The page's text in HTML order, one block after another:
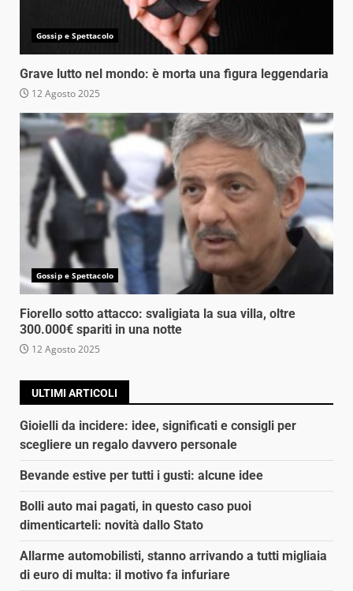
Gossip e Spettacolo
Grave lutto nel mondo: è morta una figura leggendaria
12 Agosto 2025
Gossip e Spettacolo
Fiorello sotto attacco: svaligiata la sua villa, oltre
300.000€ spariti in una notte
12 Agosto 2025
ULTIMI ARTICOLI
Gioielli da incidere: idee, significati e consigli per
scegliere un regalo davvero personale
Bevande estive per tutti i gusti: alcune idee
Bolli auto mai pagati, in questo caso puoi
dimenticarteli: novità dallo Stato
Allarme automobilisti, stanno arrivando a tutti migliaia
di euro di multa: il motivo fa infuriare